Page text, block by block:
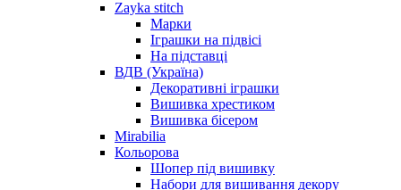
Zayka stitch
Марки
Іграшки на підвісі
На підставці
ВДВ (Україна)
Декоративні іграшки
Вишивка хрестиком
Вишивка бісером
Mirabilia
Кольорова
Шопер під вишивку
Набори для вишивання декору